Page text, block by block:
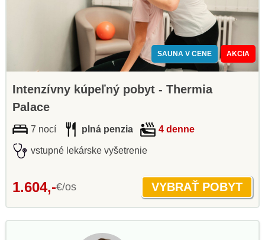
SAUNA V CENE AKCIA
Intenzívny kúpeľný pobyt - Thermia
Palace
7 nocí plná penzia 4 denne
vstupné lekárske vyšetrenie
1.604,-€/os